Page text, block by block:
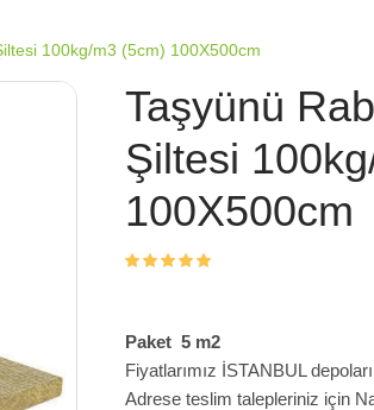
100kg/m3 (5cm) 100X500cm
Taşyünü
Şiltesi
100X500cm
Paket 5 m2
Fiyatlarımız İSTANBUL
Adrese teslim talepleriniz için